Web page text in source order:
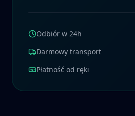
Odbiór w 24h
Darmowy transport
Płatność od ręki